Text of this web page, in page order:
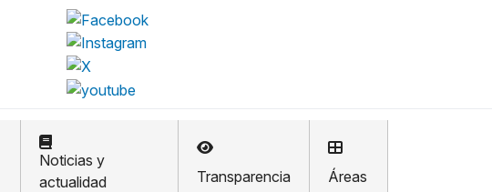
Noticias y
actualidad
Transparencia Áreas